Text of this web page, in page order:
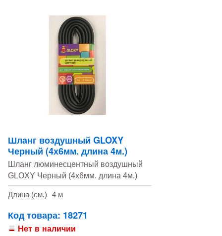
Шланг воздушный GLOXY
Черный (4х6мм. длина 4м.)
Шланг люминесцентный воздушный
GLOXY Черный (4х6мм. длина 4м.)
Длина (см.) 4 м
Код товара: 18271
Нет в наличии